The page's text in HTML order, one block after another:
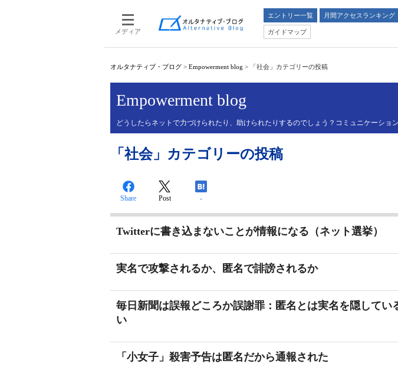
メディア
エントリー一覧 月間アクセスランキング
ガイドマップ
オルタナティブ・ブログ > Empowerment blog > 「社会」カテゴリーの投稿
Empowerment blog
どうしたらネットで力づけられたり、助けられたりするのでしょう？コミュニケーショ
「社会」カテゴリーの投稿
Share Post -
Twitterに書き込まないことが情報になる（ネット選挙）
実名で攻撃されるか、匿名で誹謗されるか
毎日新聞は誤報どころか誤謝罪：匿名とは実名を隠してい
い
「小女子」殺害予告は匿名だから通報された